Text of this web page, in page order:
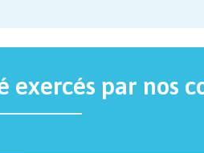
exercés par nos